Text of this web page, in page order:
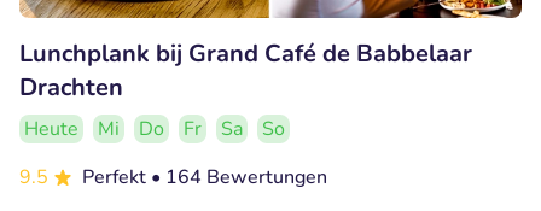
Lunchplank bij Grand Café de Babbelaar
Drachten
Heute Mi Do Fr Sa
So
9.5
Perfekt • 164 Bewertungen